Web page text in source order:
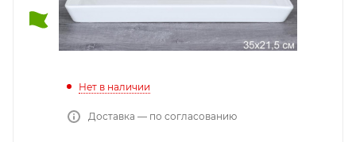
Нет в наличии
Доставка — по согласованию